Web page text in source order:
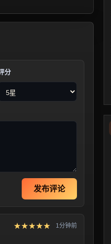
分
发布评论
★★★★★ 1分钟前